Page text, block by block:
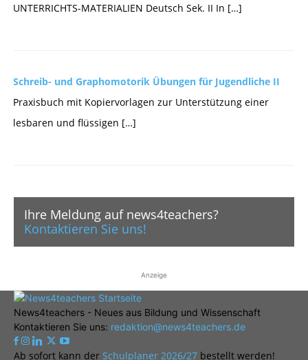
UNTERRICHTS-MATERIALIEN Deutsch Sek. II In […]
Schreib- und Graphomotorik Übungen für Jugendliche II
Praxisbuch mit Kopiervorlagen zur Unterstützung einer
lesbaren und flüssigen […]
Ihre Meldung auf news4teachers?
Kontaktieren Sie uns!
Anzeige
News4teachers - Neues aus Bildung und Wissenschaft
Kontaktieren Sie uns: redaktion@news4teachers.de
Ab sofort kann der Schulplaner 2026/27 bestellt werden!